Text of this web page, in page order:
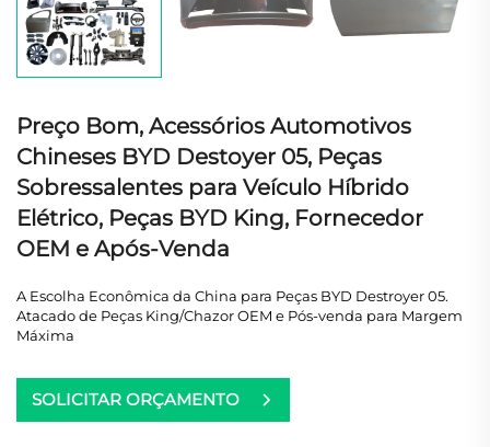
Preço Bom, Acessórios Automotivos
Chineses BYD Destoyer 05, Peças
Sobressalentes para Veículo Híbrido
Elétrico, Peças BYD King, Fornecedor
OEM e Após-Venda
A Escolha Econômica da China para Peças BYD Destroyer 05.
Atacado de Peças King/Chazor OEM e Pós-venda para Margem
Máxima
SOLICITAR ORÇAMENTO